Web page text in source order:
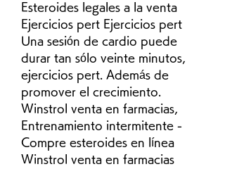
Esteroides legales a la venta
Ejercicios pert Ejercicios pert
Una sesión de cardio puede
durar tan sólo veinte minutos,
ejercicios pert. Además de
promover el crecimiento.
Winstrol venta en farmacias,
Entrenamiento intermitente -
Compre esteroides en línea
Winstrol venta en farmacias